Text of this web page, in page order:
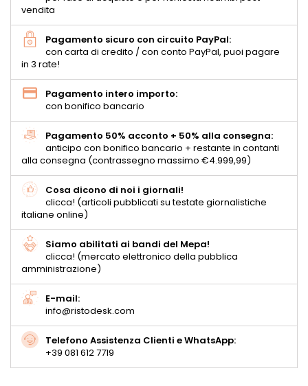
vendita
Pagamento sicuro con circuito PayPal:
con carta di credito / con conto PayPal, puoi pagare
in 3 rate!
Pagamento intero importo:
con bonifico bancario
Pagamento 50% acconto + 50% alla consegna:
anticipo con bonifico bancario + restante in contanti
alla consegna (contrassegno massimo €4.999,99)
Cosa dicono di noi i giornali!
clicca! (articoli pubblicati su testate giornalistiche
italiane online)
Siamo abilitati ai bandi del Mepa!
clicca! (mercato elettronico della pubblica
amministrazione)
E-mail:
info@ristodesk.com
Telefono Assistenza Clienti e WhatsApp:
+39 081 612 7719